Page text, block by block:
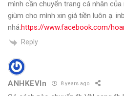
mình cần chuyển trang cá nhân
giùm cho mình xin giá tiền luôn ạ.
nhá:https://www.facebook.com/
Reply
ANHKEVIn 8 years ago